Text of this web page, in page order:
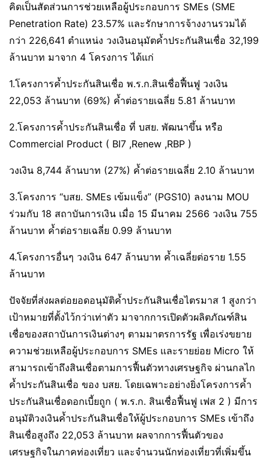
คิดเป็นสัดส่วนการช่วยเหลือผู้ประกอบการ SMEs (SME
Penetration Rate) 23.57% และรักษาการจ้างงานรวมได้
กว่า 226,641 ตำแหน่ง วงเงินอนุมัตค้ำประกันสินเชื่อ 32,199
ล้านบาท มาจาก 4 โครงการ ได้แก่
1.โครงการค้ำประกันสินเชื่อ พ.ร.ก.สินเชื่อฟื้นฟู วงเงิน
22,053 ล้านบาท (69%) ค้ำต่อรายเฉลี่ย 5.81 ล้านบาท
2.โครงการค้ำประกันสินเชื่อ ที่ บสย. พัฒนาขึ้น หรือ
Commercial Product ( BI7 ,Renew ,RBP )
วงเงิน 8,744 ล้านบาท (27%) ค้ำต่อรายเฉลี่ย 2.10 ล้านบาท
3.โครงการ “บสย. SMEs เข้มแข็ง” (PGS10) ลงนาม MOU
ร่วมกับ 18 สถาบันการเงิน เมื่อ 15 มีนาคม 2566 วงเงิน 755
ล้านบาท ค้ำต่อรายเฉลี่ย 0.99 ล้านบาท
4.โครงการอื่นๆ วงเงิน 647 ล้านบาท ค้ำเฉลี่ยต่อราย 1.55
ล้านบาท
ปัจจัยที่ส่งผลต่อยอดอนุมัติค้ำประกันสินเชื่อไตรมาส 1 สูงกว่า
เป้าหมายที่ตั้งไว้กว่าเท่าตัว มาจากการเปิดตัวผลิตภัณฑ์สิน
เชื่อของสถาบันการเงินต่างๆ ตามมาตรการรัฐ เพื่อเร่งขยาย
ความช่วยเหลือผู้ประกอบการ SMEs และรายย่อย Micro ให้
สามารถเข้าถึงสินเชื่อตามการฟื้นตัวทางเศรษฐกิจ ผ่านกลไก
ค้ำประกันสินเชื่อ ของ บสย. โดยเฉพาะอย่างยิ่งโครงการค้ำ
ประกันสินเชื่อดอกเบี้ยถูก ( พ.ร.ก. สินเชื่อฟื้นฟู เฟส 2 ) มีการ
อนุมัติวงเงินค้ำประกันสินเชื่อให้ผู้ประกอบการ SMEs เข้าถึง
สินเชื่อสูงถึง 22,053 ล้านบาท ผลจากการฟื้นตัวของ
เศรษฐกิจในภาคท่องเที่ยว และจำนวนนักท่องเที่ยวที่เพิ่มขึ้น